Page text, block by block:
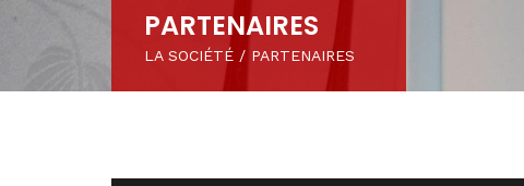
PARTENAIRES
LA SOCIÉTÉ / PARTENAIRES